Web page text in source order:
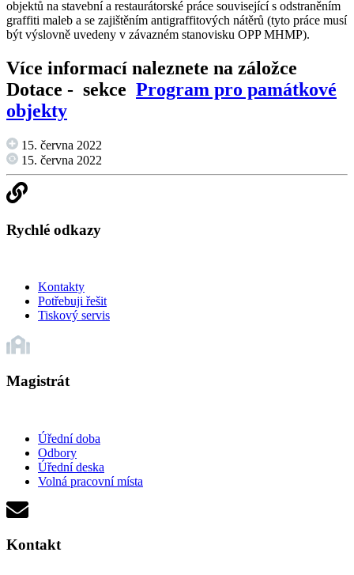
objektů na stavební a restaurátorské práce související s odstraněním
graffiti maleb a se zajištěním antigraffitových nátěrů (tyto práce musí
být výslovně uvedeny v závazném stanovisku OPP MHMP).
Více informací naleznete na záložce
Dotace - sekce Program pro památkové
objekty
15. června 2022
15. června 2022
Rychlé odkazy
Kontakty
Potřebuji řešit
Tiskový servis
Magistrát
Úřední doba
Odbory
Úřední deska
Volná pracovní místa
Kontakt